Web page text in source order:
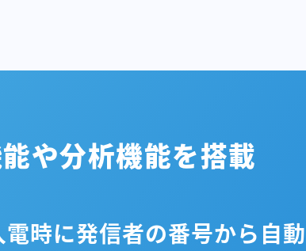
や分析機能を搭載
電時に発信者の番号から自